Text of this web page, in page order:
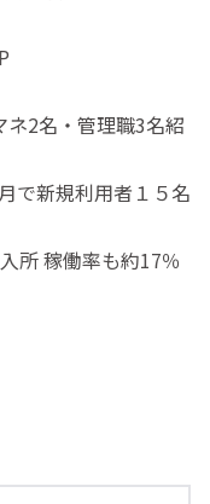
2名・管理職3名紹
で新規利用者１５名
所 稼働率も約17％